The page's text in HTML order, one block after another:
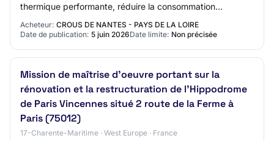
thermique performante, réduire la consommation
Acheteur: CROUS DE NANTES - PAYS DE LA LOIRE
Date de publication: 5 juin 2026Date limite: Non précisée
Mission de maîtrise d'oeuvre portant sur la
rénovation et la restructuration de l'Hippodrome
de Paris Vincennes situé 2 route de la Ferme à
Paris (75012)
17-Charente-Maritime · West Europe · France